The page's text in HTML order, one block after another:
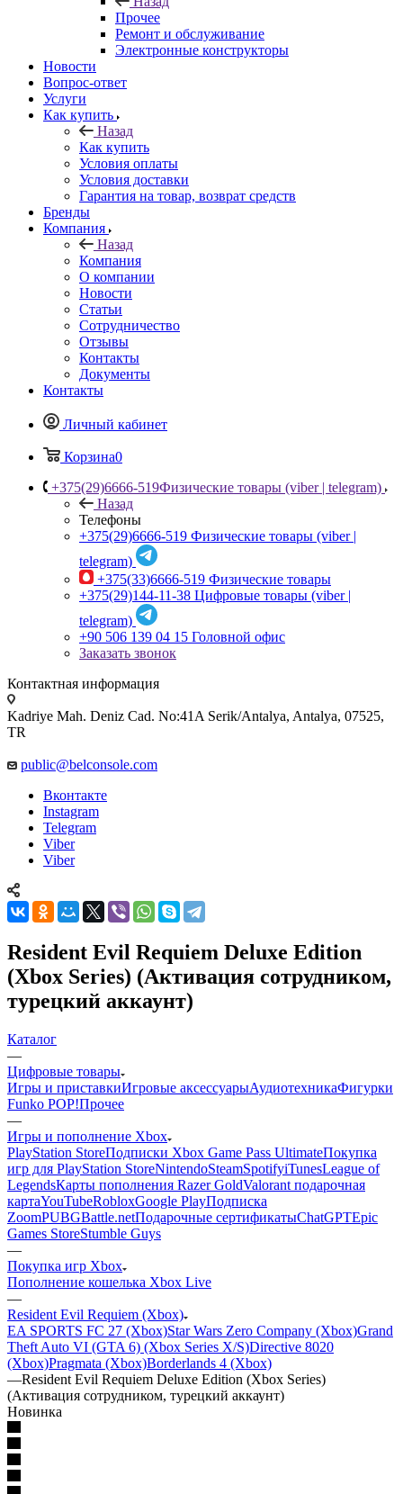
Прочее
Ремонт и обслуживание
Электронные конструкторы
Новости
Вопрос-ответ
Услуги
Как купить
Назад
Как купить
Условия оплаты
Условия доставки
Гарантия на товар, возврат средств
Бренды
Компания
Назад
Компания
О компании
Новости
Статьи
Сотрудничество
Отзывы
Контакты
Документы
Контакты
Личный кабинет
Корзина0
+375(29)6666-519Физические товары (viber | telegram)
Назад
Телефоны
+375(29)6666-519 Физические товары (viber |
telegram)
+375(33)6666-519 Физические товары
+375(29)144-11-38 Цифровые товары (viber |
telegram)
+90 506 139 04 15 Головной офис
Заказать звонок
Контактная информация
Kadriye Mah. Deniz Cad. No:41A Serik/Antalya, Antalya, 07525,
TR
public@belconsole.com
Вконтакте
Instagram
Telegram
Viber
Viber
Resident Evil Requiem Deluxe Edition
(Xbox Series) (Активация сотрудником,
турецкий аккаунт)
Каталог
—
Цифровые товары
Игры и приставкиИгровые аксессуарыАудиотехникаФигурки
Funko POP!Прочее
—
Игры и пополнение Xbox
PlayStation StoreПодписки Xbox Game Pass UltimateПокупка
игр для PlayStation StoreNintendoSteamSpotifyiTunesLeague of
LegendsКарты пополнения Razer GoldValorant подарочная
картаYouTubeRobloxGoogle PlayПодписка
ZoomPUBGBattle.netПодарочные сертификатыChatGPTEpic
Games StoreStumble Guys
—
Покупка игр Xbox
Пополнение кошелька Xbox Live
—
Resident Evil Requiem (Xbox)
EA SPORTS FC 27 (Xbox)Star Wars Zero Company (Xbox)Grand
Theft Auto VI (GTA 6) (Xbox Series X/S)Directive 8020
(Xbox)Pragmata (Xbox)Borderlands 4 (Xbox)
—Resident Evil Requiem Deluxe Edition (Xbox Series)
(Активация сотрудником, турецкий аккаунт)
Новинка